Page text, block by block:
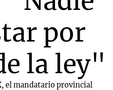
por
la ley"
el mandatario provincial